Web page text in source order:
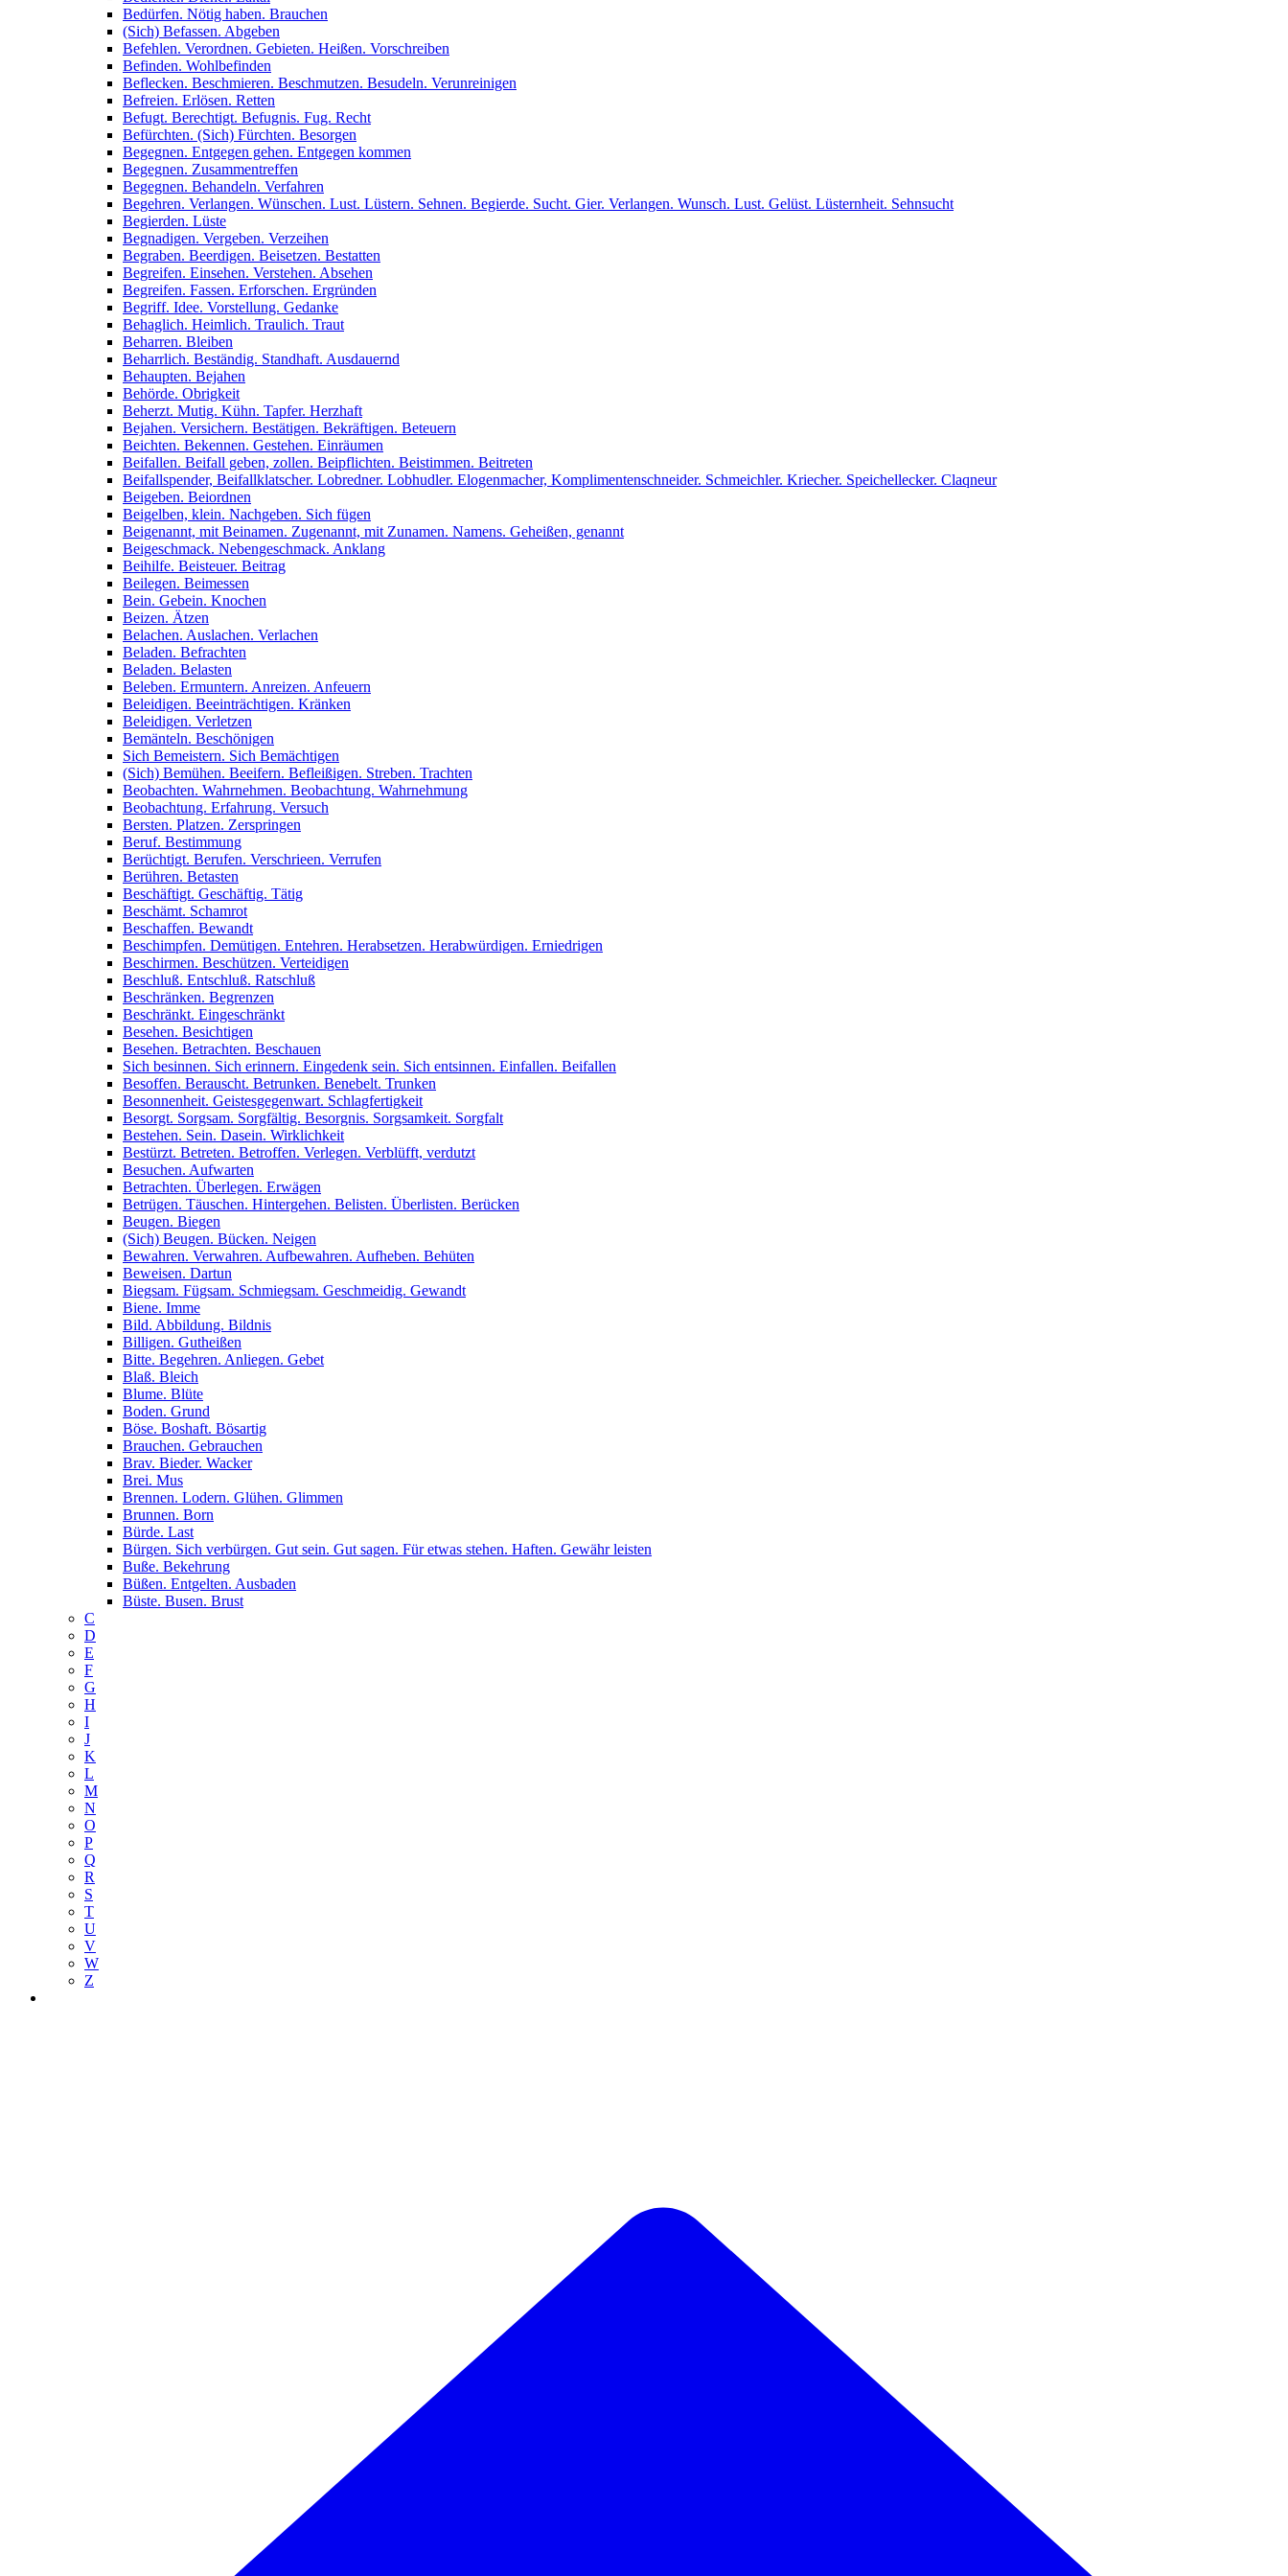
Bedürfen. Nötig haben. Brauchen
(Sich) Befassen. Abgeben
Befehlen. Verordnen. Gebieten. Heißen. Vorschreiben
Befinden. Wohlbefinden
Beflecken. Beschmieren. Beschmutzen. Besudeln. Verunreinigen
Befreien. Erlösen. Retten
Befugt. Berechtigt. Befugnis. Fug. Recht
Befürchten. (Sich) Fürchten. Besorgen
Begegnen. Entgegen gehen. Entgegen kommen
Begegnen. Zusammentreffen
Begegnen. Behandeln. Verfahren
Begehren. Verlangen. Wünschen. Lust. Lüstern. Sehnen. Begierde. Sucht. Gier. Verlangen. Wunsch. Lust. Gelüst. Lüsternheit. Sehnsucht
Begierden. Lüste
Begnadigen. Vergeben. Verzeihen
Begraben. Beerdigen. Beisetzen. Bestatten
Begreifen. Einsehen. Verstehen. Absehen
Begreifen. Fassen. Erforschen. Ergründen
Begriff. Idee. Vorstellung. Gedanke
Behaglich. Heimlich. Traulich. Traut
Beharren. Bleiben
Beharrlich. Beständig. Standhaft. Ausdauernd
Behaupten. Bejahen
Behörde. Obrigkeit
Beherzt. Mutig. Kühn. Tapfer. Herzhaft
Bejahen. Versichern. Bestätigen. Bekräftigen. Beteuern
Beichten. Bekennen. Gestehen. Einräumen
Beifallen. Beifall geben, zollen. Beipflichten. Beistimmen. Beitreten
Beifallspender, Beifallklatscher. Lobredner. Lobhudler. Elogenmacher, Komplimentenschneider. Schmeichler. Kriecher. Speichellecker. Claqneur
Beigeben. Beiordnen
Beigelben, klein. Nachgeben. Sich fügen
Beigenannt, mit Beinamen. Zugenannt, mit Zunamen. Namens. Geheißen, genannt
Beigeschmack. Nebengeschmack. Anklang
Beihilfe. Beisteuer. Beitrag
Beilegen. Beimessen
Bein. Gebein. Knochen
Beizen. Ätzen
Belachen. Auslachen. Verlachen
Beladen. Befrachten
Beladen. Belasten
Beleben. Ermuntern. Anreizen. Anfeuern
Beleidigen. Beeinträchtigen. Kränken
Beleidigen. Verletzen
Bemänteln. Beschönigen
Sich Bemeistern. Sich Bemächtigen
(Sich) Bemühen. Beeifern. Befleißigen. Streben. Trachten
Beobachten. Wahrnehmen. Beobachtung. Wahrnehmung
Beobachtung. Erfahrung. Versuch
Bersten. Platzen. Zerspringen
Beruf. Bestimmung
Berüchtigt. Berufen. Verschrieen. Verrufen
Berühren. Betasten
Beschäftigt. Geschäftig. Tätig
Beschämt. Schamrot
Beschaffen. Bewandt
Beschimpfen. Demütigen. Entehren. Herabsetzen. Herabwürdigen. Erniedrigen
Beschirmen. Beschützen. Verteidigen
Beschluß. Entschluß. Ratschluß
Beschränken. Begrenzen
Beschränkt. Eingeschränkt
Besehen. Besichtigen
Besehen. Betrachten. Beschauen
Sich besinnen. Sich erinnern. Eingedenk sein. Sich entsinnen. Einfallen. Beifallen
Besoffen. Berauscht. Betrunken. Benebelt. Trunken
Besonnenheit. Geistesgegenwart. Schlagfertigkeit
Besorgt. Sorgsam. Sorgfältig. Besorgnis. Sorgsamkeit. Sorgfalt
Bestehen. Sein. Dasein. Wirklichkeit
Bestürzt. Betreten. Betroffen. Verlegen. Verblüfft, verdutzt
Besuchen. Aufwarten
Betrachten. Überlegen. Erwägen
Betrügen. Täuschen. Hintergehen. Belisten. Überlisten. Berücken
Beugen. Biegen
(Sich) Beugen. Bücken. Neigen
Bewahren. Verwahren. Aufbewahren. Aufheben. Behüten
Beweisen. Dartun
Biegsam. Fügsam. Schmiegsam. Geschmeidig. Gewandt
Biene. Imme
Bild. Abbildung. Bildnis
Billigen. Gutheißen
Bitte. Begehren. Anliegen. Gebet
Blaß. Bleich
Blume. Blüte
Boden. Grund
Böse. Boshaft. Bösartig
Brauchen. Gebrauchen
Brav. Bieder. Wacker
Brei. Mus
Brennen. Lodern. Glühen. Glimmen
Brunnen. Born
Bürde. Last
Bürgen. Sich verbürgen. Gut sein. Gut sagen. Für etwas stehen. Haften. Gewähr leisten
Buße. Bekehrung
Büßen. Entgelten. Ausbaden
Büste. Busen. Brust
C
D
E
F
G
H
I
J
K
L
M
N
O
P
Q
R
S
T
U
V
W
Z